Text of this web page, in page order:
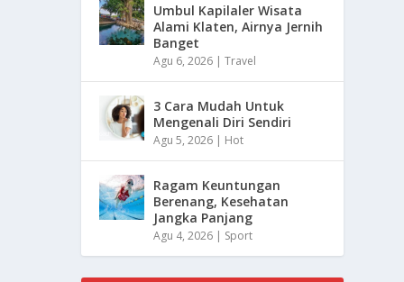
Umbul Kapilaler Wisata
Alami Klaten, Airnya Jernih
Banget
Agu 6, 2026 |Travel
3 Cara Mudah Untuk
Mengenali Diri Sendiri
Agu 5, 2026 | Hot
Ragam Keuntungan
Berenang, Kesehatan
Jangka Panjang
Agu 4, 2026 | Sport